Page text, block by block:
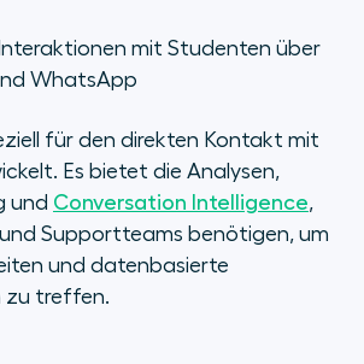
mit Studenten über
WhatsApp
für den direkten Kontakt mit
Es bietet die Analysen,
und Conversation Intelligence,
und Supportteams benötigen, um
und datenbasierte
zu treffen.